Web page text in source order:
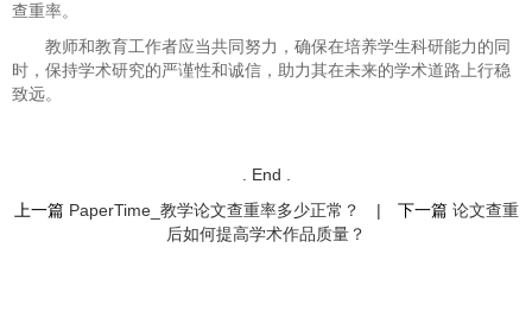
查重率。
教师和教育工作者应当共同努力，确保在培养学生科研能力的同
时，保持学术研究的严谨性和诚信，助力其在未来的学术道路上行稳
致远。
. End .
上一篇 PaperTime_教学论文查重率多少正常？ | 下一篇 论文查重
后如何提高学术作品质量？